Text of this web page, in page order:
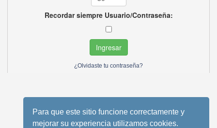
Para que este sitio funcione correctamente y
mejorar su experiencia utilizamos cookies.
Recordar siempre Usuario/Contraseña:
¿Olvidaste tu contraseña?
SMF 2.0.13|SMF © 2013 ,Simple Machines
SimplePortal © 2008-2014, SimplePortal